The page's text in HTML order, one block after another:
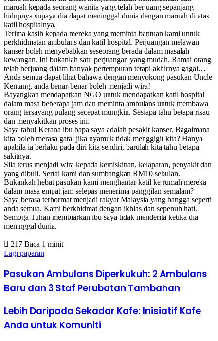
maruah kepada seorang wanita yang telah berjuang sepanjang
hidupnya supaya dia dapat meninggal dunia dengan maruah di atas
katil hospitalnya.
Terima kasih kepada mereka yang meminta bantuan kami untuk
perkhidmatan ambulans dan katil hospital. Perjuangan melawan
kanser boleh menyebabkan seseorang berada dalam masalah
kewangan. Ini bukanlah satu perjuangan yang mudah. Ramai orang
telah berjuang dalam banyak pertempuran tetapi akhirnya gagal…
Anda semua dapat lihat bahawa dengan menyokong pasukan Uncle
Kentang, anda benar-benar boleh menjadi wira!
Bayangkan mendapatkan NGO untuk mendapatkan katil hospital
dalam masa beberapa jam dan meminta ambulans untuk membawa
orang tersayang pulang secepat mungkin. Sesiapa tahu betapa risau
dan menyakitkan proses ini.
Saya tahu! Kerana ibu bapa saya adalah pesakit kanser. Bagaimana
kita boleh merasa gatal jika nyamuk tidak menggigit kita? Hanya
apabila ia berlaku pada diri kita sendiri, barulah kita tahu betapa
sakitnya.
Sila terus menjadi wira kepada kemiskinan, kelaparan, penyakit dan
yang dibuli. Sertai kami dan sumbangkan RM10 sebulan.
Bukankah hebat pasukan kami menghantar katil ke rumah mereka
dalam masa empat jam selepas menerima panggilan semalam?
Saya berasa terhormat menjadi rakyat Malaysia yang bangga seperti
anda semua. Kami berkhidmat dengan ikhlas dan sepenuh hati.
Semoga Tuhan membiarkan ibu saya tidak menderita ketika dia
meninggal dunia.
217 Baca 1 minit
Lagi paparan
Pasukan Ambulans Diperkukuh: 2 Ambulans
Baru dan 3 Staf Perubatan Tambahan
Lebih Daripada Sekadar Kafe: Inisiatif Kafe
Anda untuk Komuniti